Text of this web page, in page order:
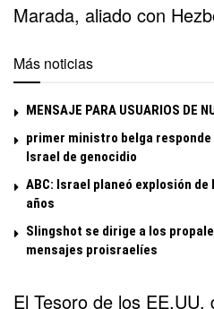
Marada, aliado con
Más noticias
MENSAJE PARA USUARIOS DE
primer ministro belga
Israel de genocidio
ABC: Israel planeó explosión de
años
Slingshot se dirige a los
mensajes proisraelíes
El Tesoro de los EE.UU.